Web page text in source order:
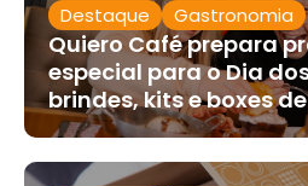
Destaque Gastronomia
Quiero Café prepara
especial para o Dia
brindes, kits e boxes